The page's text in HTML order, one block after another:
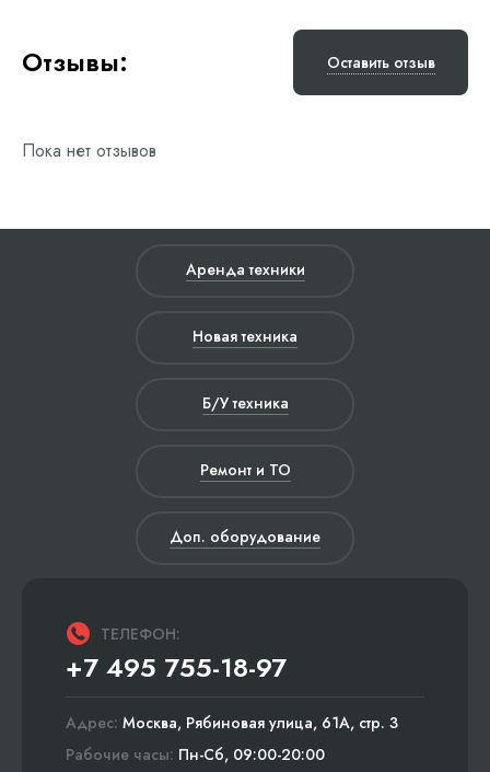
Отзывы: Оставить отзыв
Пока нет отзывов
Аренда техники
Новая техника
Б/У техника
Ремонт и ТО
Доп. оборудование
ТЕЛЕФОН:
+7 495 755-18-97
Адрес: Москва, Рябиновая улица, 61А, стр. 3
Рабочие часы: Пн-Сб, 09:00-20:00